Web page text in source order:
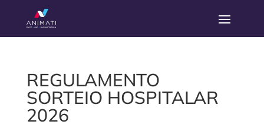
REGULAMENTO
SORTEIO HOSPITALAR
2026